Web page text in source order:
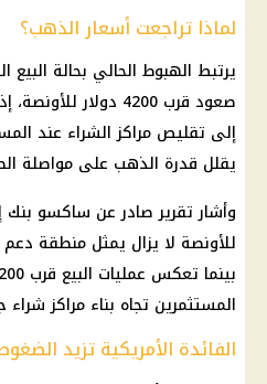
لماذا تراجعت أسعار الذهب؟
يرتبط الهبوط الحالي بحالة
صعود قرب 4200 دولار
إلى تقليص مراكز الشراء عند
يقلل قدرة الذهب على مواصلة
للأونصة لا يزال يمثل منطقة
المستثمرين تجاه بناء مراكز
الفائدة الأمريكية تزيد